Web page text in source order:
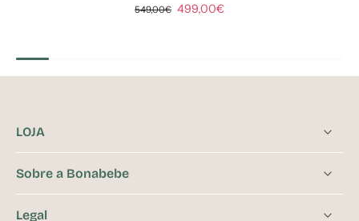
549,00€ 499,00€
LOJA
Sobre a Bonabebe
Legal